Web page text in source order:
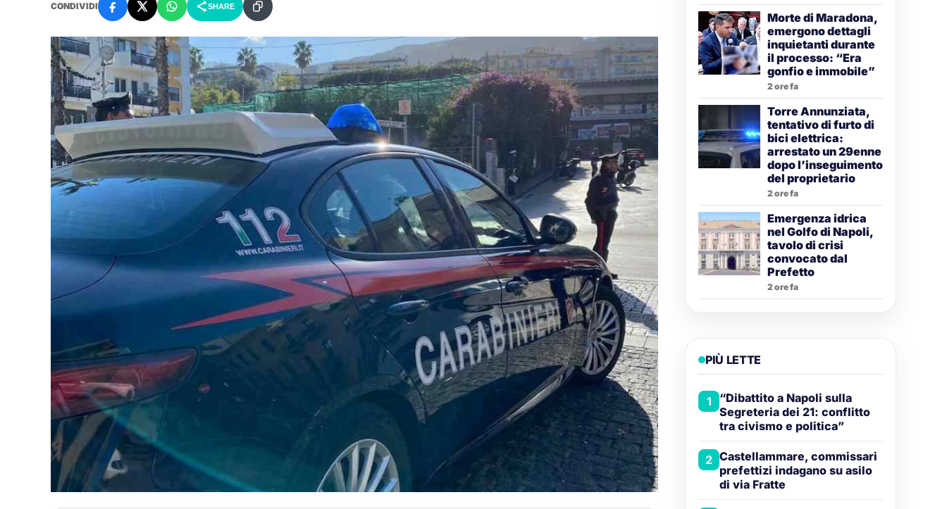
CONDIVIDI SHARE
Morte di Maradona,
emergono dettagli
inquietanti durante
il processo: “Era
gonfio e immobile”
2 ore fa
Torre Annunziata,
tentativo di furto di
bici elettrica:
arrestato un 29enne
dopo l’inseguimento
del proprietario
2 ore fa
Emergenza idrica
nel Golfo di Napoli,
tavolo di crisi
convocato dal
Prefetto
2 ore fa
PIÙ LETTE
1
“Dibattito a Napoli sulla
Segreteria dei 21: conflitto
tra civismo e politica”
2 Castellammare, commissari
prefettizi indagano su asilo
di via Fratte